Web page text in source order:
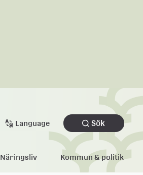
Language Sök
Näringsliv Kommun & politik